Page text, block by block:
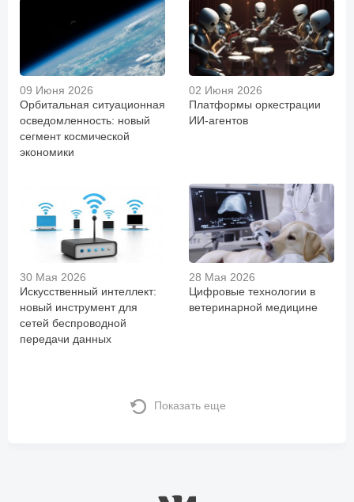
09 Июня 2026
Орбитальная ситуационная
осведомленность: новый
сегмент космической
экономики
02 Июня 2026
Платформы оркестрации
ИИ-агентов
30 Мая 2026
Искусственный интеллект:
новый инструмент для
сетей беспроводной
передачи данных
28 Мая 2026
Цифровые технологии в
ветеринарной медицине
Показать еще